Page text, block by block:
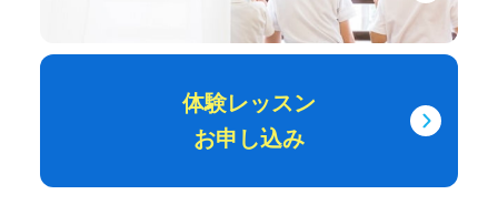
体験レッスン
お申し込み